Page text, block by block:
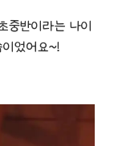
중반이라는 나이
이었어요~!